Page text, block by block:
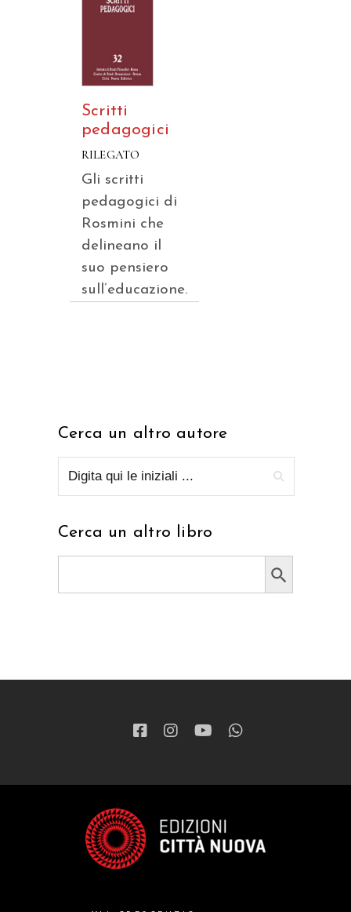
Scritti
pedagogici
RILEGATO
Gli scritti
pedagogici di
Rosmini che
delineano il
suo pensiero
sull’educazione.
Cerca un altro autore
Cerca un altro libro
Search Button